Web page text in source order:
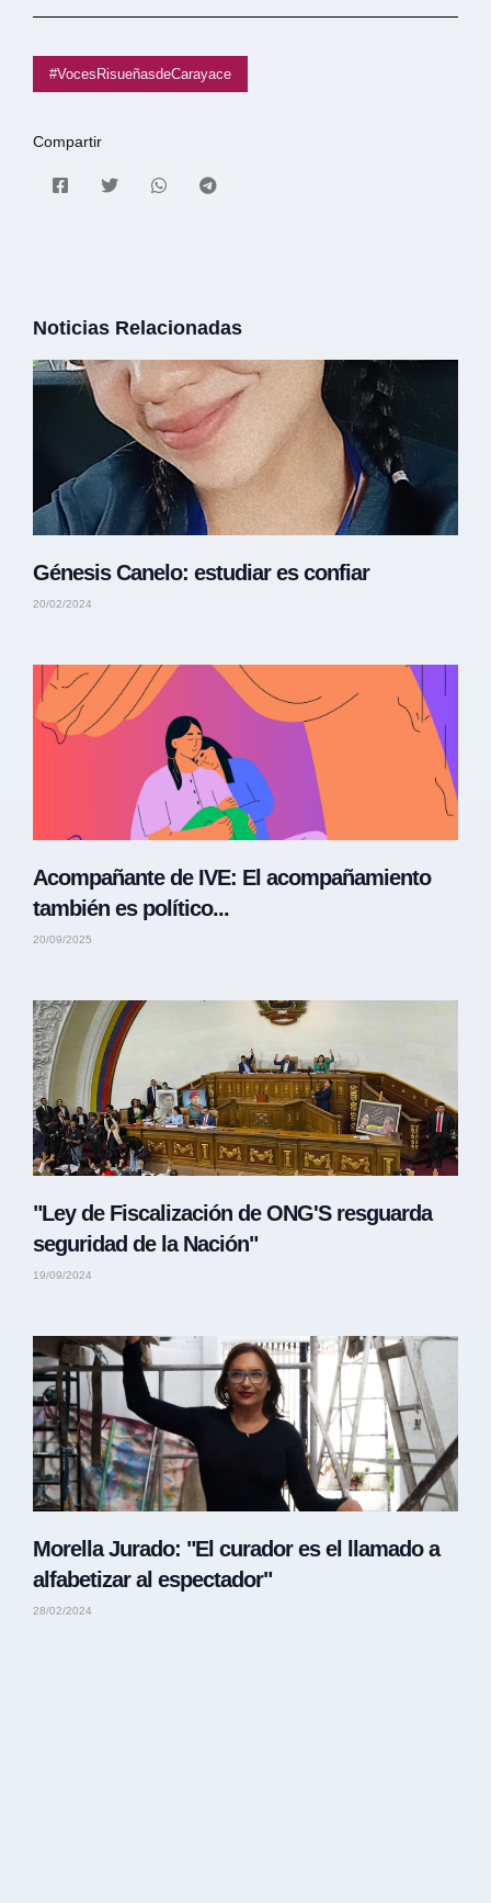
#VocesRisueñasdeCarayace
Compartir
Noticias Relacionadas
Génesis Canelo: estudiar es confiar
20/02/2024
Acompañante de IVE: El acompañamiento
también es político...
20/09/2025
"Ley de Fiscalización de ONG'S resguarda
seguridad de la Nación"
19/09/2024
Morella Jurado: "El curador es el llamado a
alfabetizar al espectador"
28/02/2024